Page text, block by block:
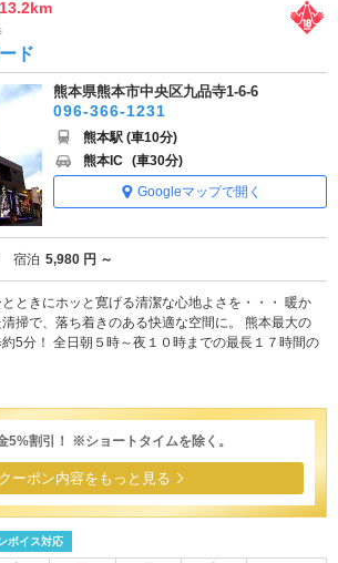
ド
熊本県熊本市中央区九品寺1-6-6
096-366-1231
熊本駅 (車10分)
熊本IC (車30分)
Googleマップで開く
宿泊 5,980 円 ～
ときにホッと寛げる清潔な心地よさを・・・ 暖か
掃で、落ち着きのある快適な空間に。 熊本最大の
5分！ 全日朝５時～夜１０時までの最長１７時間の
5%割引！ ※ショートタイムを除く。
クーポン内容をもっと見る
ボイス対応